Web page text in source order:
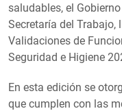
saludables, el
Secretaría del Trabajo,
Validaciones de
Seguridad e Higiene
En esta edición se
que cumplen con las